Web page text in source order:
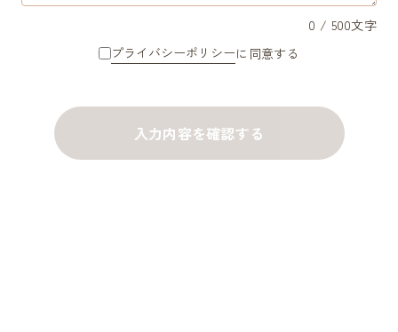
0 / 500文字
プライバシーポリシーに同意する
入力内容を確認する